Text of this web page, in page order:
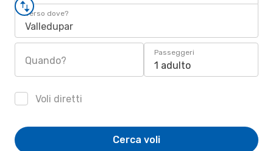
Verso dove?
Valledupar
Quando?
Passeggeri
1 adulto
Voli diretti
Cerca voli